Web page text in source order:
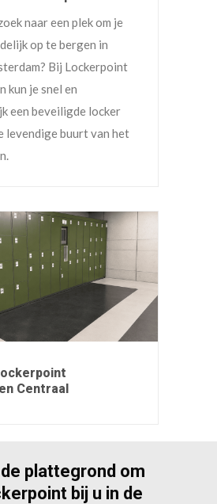
naar een plek om je
op te bergen in
Bij Lockerpoint
kun je snel en
een beveiligde locker
levendige buurt van het
Centraal
plattegrond om
bij u in de